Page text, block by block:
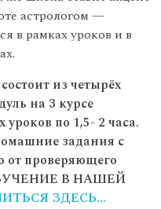
астрологом —
в рамках уроков и в
из четырёх
на 3 курсе
уроков по 1,5- 2 часа.
задания с
от проверяющего
В НАШЕЙ
ЗДЕСЬ…